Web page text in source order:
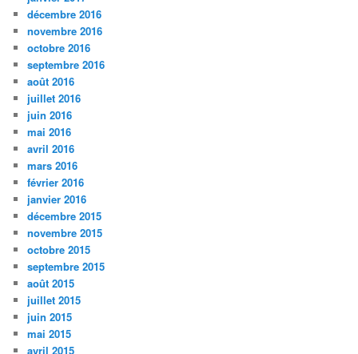
décembre 2016
novembre 2016
octobre 2016
septembre 2016
août 2016
juillet 2016
juin 2016
mai 2016
avril 2016
mars 2016
février 2016
janvier 2016
décembre 2015
novembre 2015
octobre 2015
septembre 2015
août 2015
juillet 2015
juin 2015
mai 2015
avril 2015